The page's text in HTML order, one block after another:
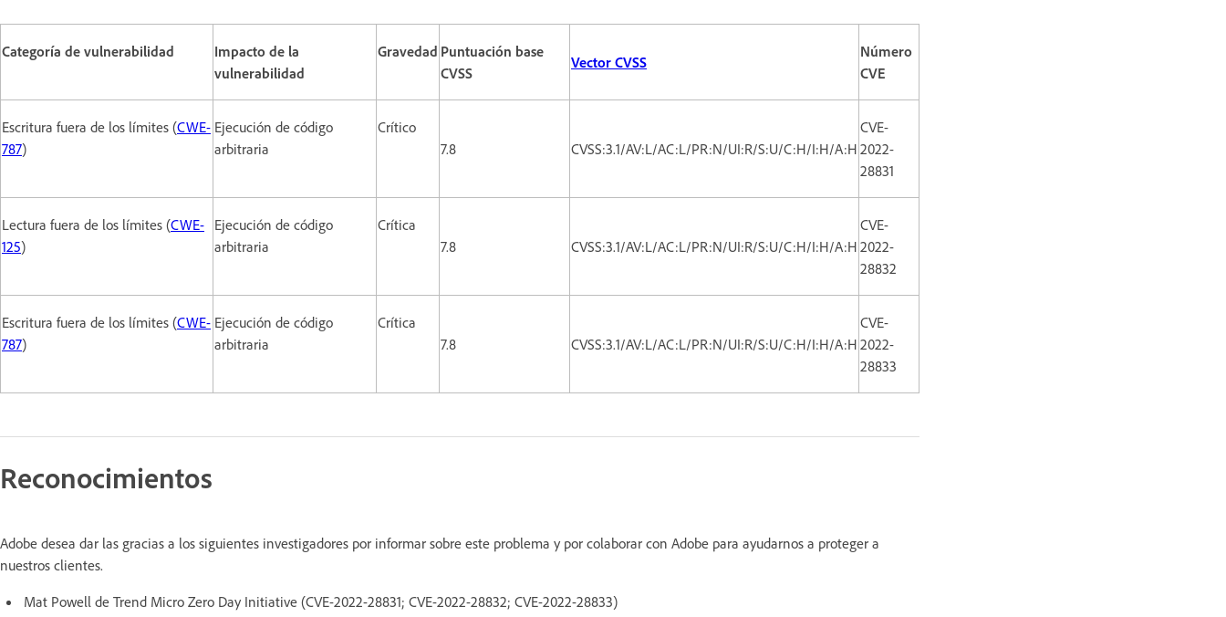
Categoría de vulnerabilidad
Impacto de la
vulnerabilidad
Gravedad Puntuación base
CVSS
Vector CVSS
Número
CVE
Escritura fuera de los límites (CWE-
787)
Ejecución de código
arbitraria
Crítico
7.8
CVSS:3.1/AV:L/AC:L/PR:N/UI:R/S:U/C:H/I:H/A:H
CVE-
2022-
28831
Lectura fuera de los límites (CWE-
125)
Ejecución de código
arbitraria
Crítica
7.8
CVSS:3.1/AV:L/AC:L/PR:N/UI:R/S:U/C:H/I:H/A:H
CVE-
2022-
28832
Escritura fuera de los límites (CWE-
787)
Ejecución de código
arbitraria
Crítica
7.8
CVSS:3.1/AV:L/AC:L/PR:N/UI:R/S:U/C:H/I:H/A:H
CVE-
2022-
28833
Reconocimientos
Adobe desea dar las gracias a los siguientes investigadores por informar sobre este problema y por colaborar con Adobe para ayudarnos a proteger a
nuestros clientes.
Mat Powell de Trend Micro Zero Day Initiative (CVE-2022-28831; CVE-2022-28832; CVE-2022-28833)